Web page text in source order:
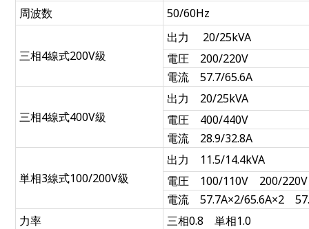
周波数
50/60Hz
三相4線式200V級
出力 20/25kVA
電圧 200/220V
電流 57.7/65.6A
三相4線式400V級
出力 20/25kVA
電圧 400/440V
電流 28.9/32.8A
単相3線式100/200V級
出力 11.5/14.4kVA
電圧 100/110V 200/220V
電流 57.7A×2/65.6A×2
力率
三相0.8 単相1.0